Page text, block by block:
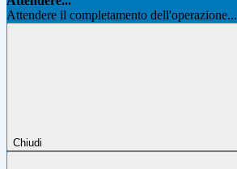
Attendere il completamento dell'operazione...
Chiudi